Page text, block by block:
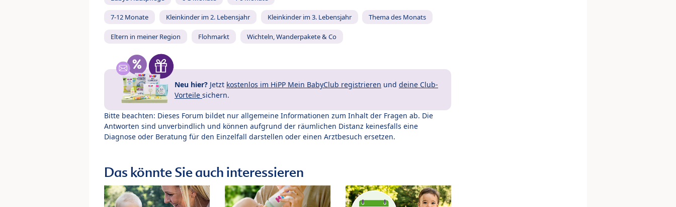
7-12 Monate Kleinkinder im 2. Lebensjahr Kleinkinder im 3. Lebensjahr Thema des Monats
Eltern in meiner Region Flohmarkt Wichteln, Wanderpakete & Co
Neu hier? Jetzt kostenlos im HiPP Mein BabyClub registrieren und deine Club-
Vorteile sichern.
Bitte beachten: Dieses Forum bildet nur allgemeine Informationen zum Inhalt der Fragen ab. Die
Antworten sind unverbindlich und können aufgrund der räumlichen Distanz keinesfalls eine
Diagnose oder Beratung für den Einzelfall darstellen oder einen Arztbesuch ersetzen.
Das könnte Sie auch interessieren